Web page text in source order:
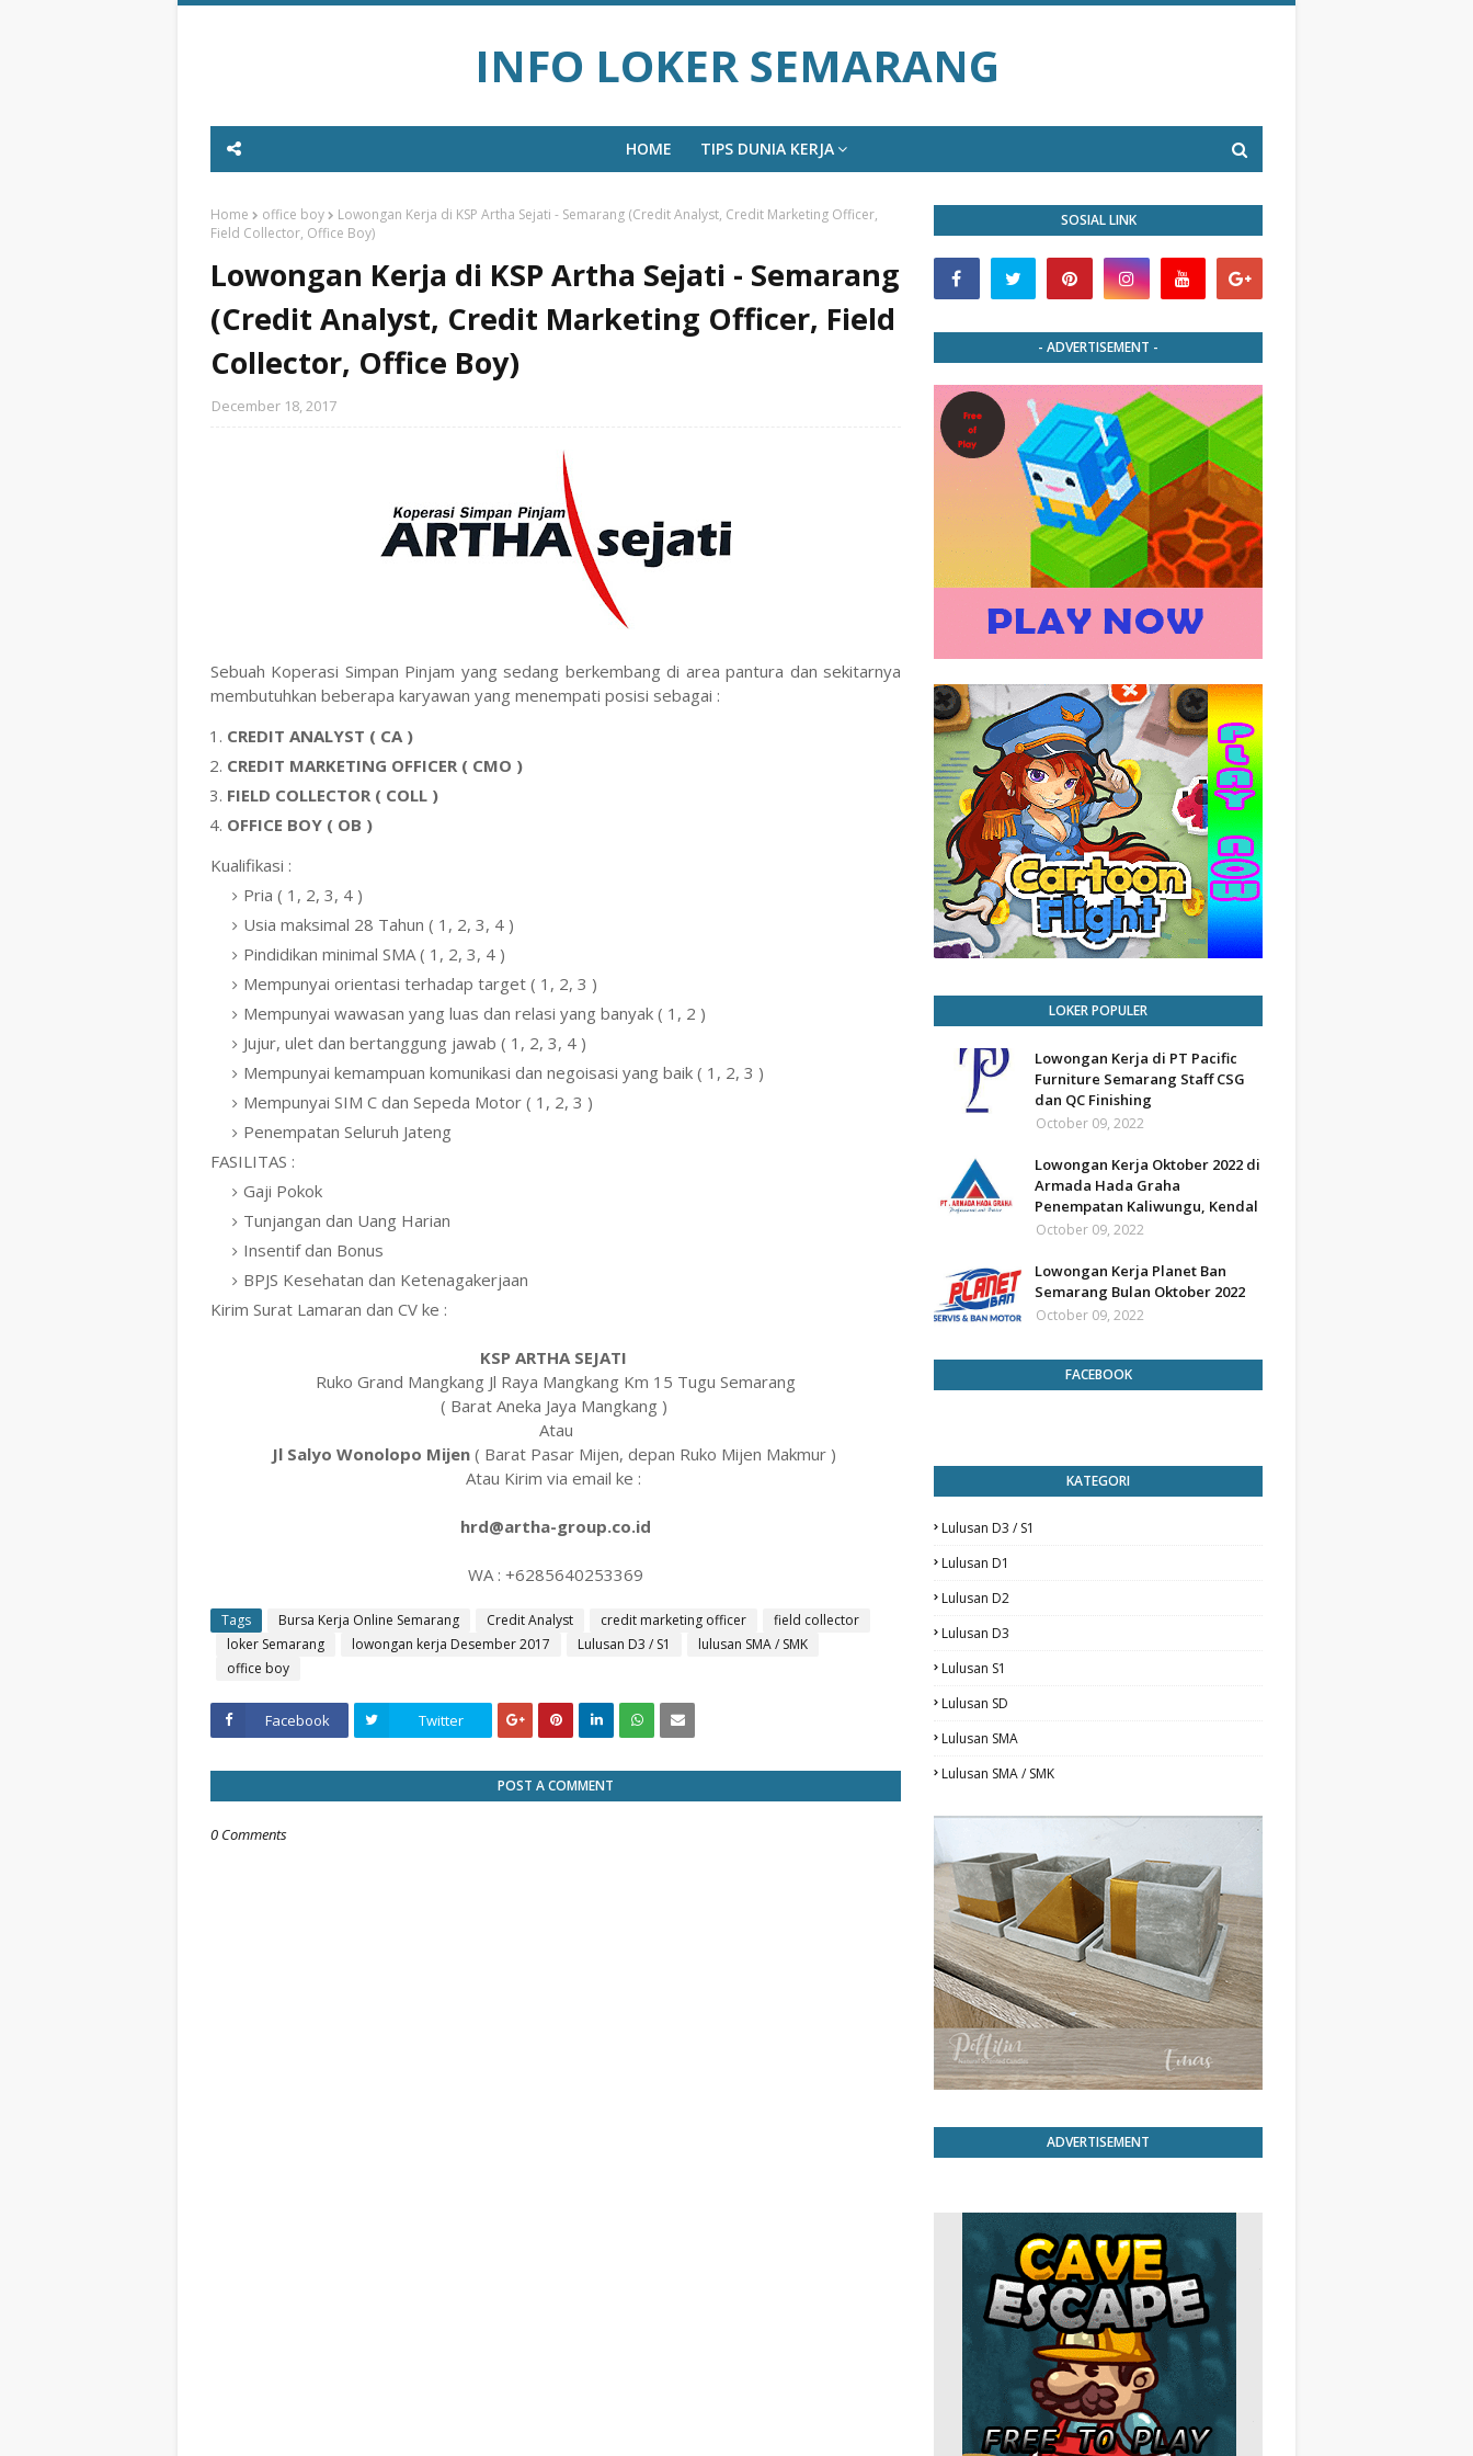
INFO LOKER SEMARANG
HOME TIPS DUNIA KERJA
Home office boy
Lowongan Kerja di KSP Artha Sejati - Semarang (Credit Analyst, Credit Marketing Officer,
Field Collector, Office Boy)
Lowongan Kerja di KSP Artha Sejati - Semarang
(Credit Analyst, Credit Marketing Officer, Field
Collector, Office Boy)
December 18, 2017
Sebuah Koperasi Simpan Pinjam yang sedang berkembang di area pantura dan sekitarnya
membutuhkan beberapa karyawan yang menempati posisi sebagai :
CREDIT ANALYST ( CA )
CREDIT MARKETING OFFICER ( CMO )
FIELD COLLECTOR ( COLL )
OFFICE BOY ( OB )
Kualifikasi :
Pria ( 1, 2, 3, 4 )
Usia maksimal 28 Tahun ( 1, 2, 3, 4 )
Pindidikan minimal SMA ( 1, 2, 3, 4 )
Mempunyai orientasi terhadap target ( 1, 2, 3 )
Mempunyai wawasan yang luas dan relasi yang banyak ( 1, 2 )
Jujur, ulet dan bertanggung jawab ( 1, 2, 3, 4 )
Mempunyai kemampuan komunikasi dan negoisasi yang baik ( 1, 2, 3 )
Mempunyai SIM C dan Sepeda Motor ( 1, 2, 3 )
Penempatan Seluruh Jateng
FASILITAS :
Gaji Pokok
Tunjangan dan Uang Harian
Insentif dan Bonus
BPJS Kesehatan dan Ketenagakerjaan
Kirim Surat Lamaran dan CV ke :
KSP ARTHA SEJATI
Ruko Grand Mangkang Jl Raya Mangkang Km 15 Tugu Semarang
( Barat Aneka Jaya Mangkang )
Atau
Jl Salyo Wonolopo Mijen ( Barat Pasar Mijen, depan Ruko Mijen Makmur )
Atau Kirim via email ke :
hrd@artha-group.co.id
WA : +6285640253369
Tags Bursa Kerja Online Semarang Credit Analyst credit marketing officer
field collector
loker Semarang
lowongan kerja Desember 2017 Lulusan D3 / S1
lulusan SMA / SMK
office boy
Facebook Twitter
POST A COMMENT
0 Comments
SOSIAL LINK
- ADVERTISEMENT -
LOKER POPULER
Lowongan Kerja di PT Pacific
Furniture Semarang Staff CSG
dan QC Finishing
October 09, 2022
Lowongan Kerja Oktober 2022 di
Armada Hada Graha
Penempatan Kaliwungu, Kendal
October 09, 2022
Lowongan Kerja Planet Ban
Semarang Bulan Oktober 2022
October 09, 2022
FACEBOOK
KATEGORI
Lulusan D3 / S1
Lulusan D1
Lulusan D2
Lulusan D3
Lulusan S1
Lulusan SD
Lulusan SMA
Lulusan SMA / SMK
ADVERTISEMENT